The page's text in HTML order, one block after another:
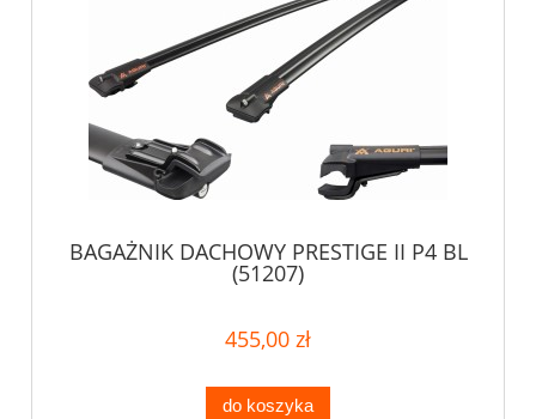
BAGAŻNIK DACHOWY PRESTIGE II P4 BL
(51207)
455,00 zł
do koszyka